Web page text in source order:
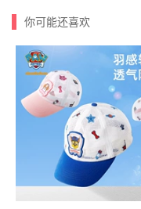
你可能还喜欢